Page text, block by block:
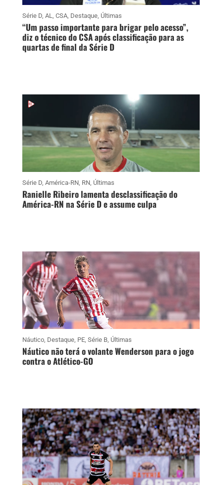
Série D, AL, CSA, Destaque, Últimas
“Um passo importante para brigar pelo acesso”,
diz o técnico do CSA após classificação para as
quartas de final da Série D
Série D, América-RN, RN, Últimas
Ranielle Ribeiro lamenta desclassificação do
América-RN na Série D e assume culpa
Náutico, Destaque, PE, Série B, Últimas
Náutico não terá o volante Wenderson para o jogo
contra o Atlético-GO